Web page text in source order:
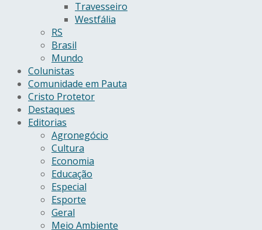
Travesseiro
Westfália
RS
Brasil
Mundo
Colunistas
Comunidade em Pauta
Cristo Protetor
Destaques
Editorias
Agronegócio
Cultura
Economia
Educação
Especial
Esporte
Geral
Meio Ambiente